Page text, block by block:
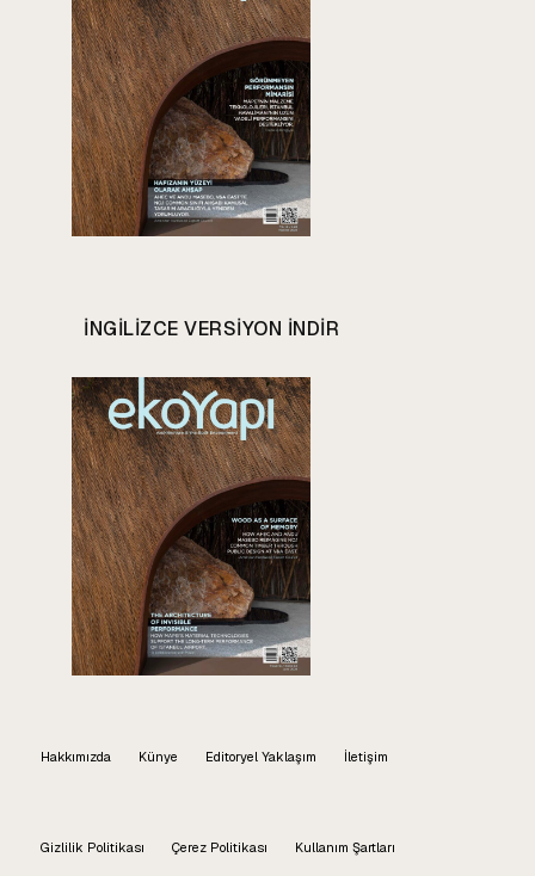
INGILIZCE VERSIYON INDIR
Hakkımızda Künye Editoryel Yaklaşım İletişim
Gizlilik Politikası Çerez Politikası Kullanım Şartları